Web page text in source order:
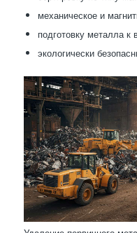
механическое и
подготовку металла к
экологически